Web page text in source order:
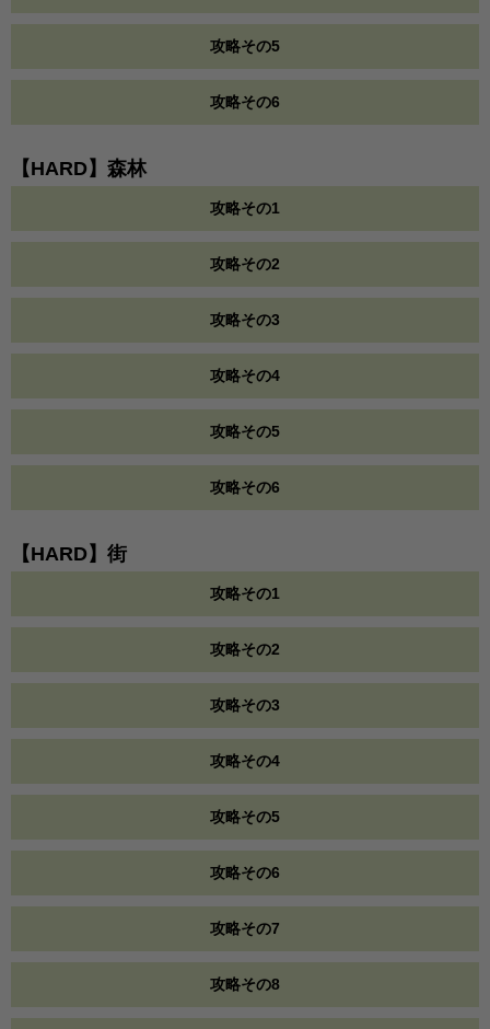
攻略その5
攻略その6
【HARD】森林
攻略その1
攻略その2
攻略その3
攻略その4
攻略その5
攻略その6
【HARD】街
攻略その1
攻略その2
攻略その3
攻略その4
攻略その5
攻略その6
攻略その7
攻略その8